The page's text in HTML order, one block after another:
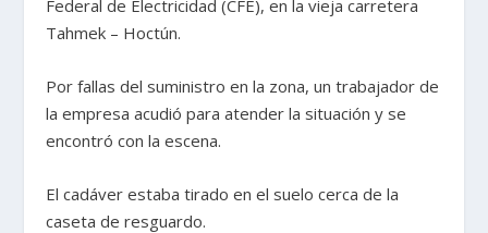
Federal de Electricidad (CFE), en la vieja carretera
Tahmek – Hoctún.
Por fallas del suministro en la zona, un trabajador de
la empresa acudió para atender la situación y se
encontró con la escena.
El cadáver estaba tirado en el suelo cerca de la
caseta de resguardo.